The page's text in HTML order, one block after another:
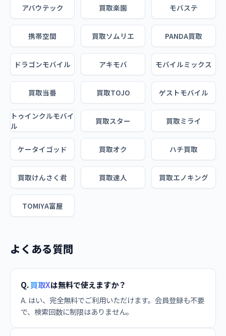
アバウテック 買取楽園 モバステ
携帯空間 買取ソムリエ PANDA買取
ドラゴンモバイル アキモバ モバイルミックス
買取当番 買取TOJO ゲストモバイル
トゥインクルモバイ
ル
買取スター 買取ミライ
ケータイゴッド 買取オク ハチ買取
買取けんさく君 買取達人 買取エノキング
TOMIYA富屋
よくある質問
Q.買取Xは無料で使えますか？
A. はい、完全無料でご利用いただけます。会員登録も不要
で、検索回数に制限はありません。